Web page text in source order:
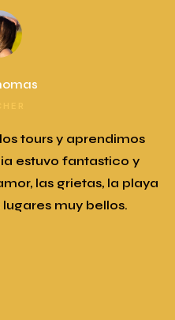
Haro quien nos
equipo muy capacitado
las grutas en el
vimos animalitos nadar